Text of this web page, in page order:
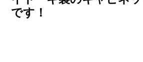
です！